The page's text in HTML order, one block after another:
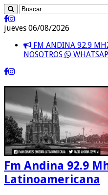
jueves 06/08/2026
FM ANDINA 92.9
NOSOTROS
Fm Andina 92.9
Latinoamericana